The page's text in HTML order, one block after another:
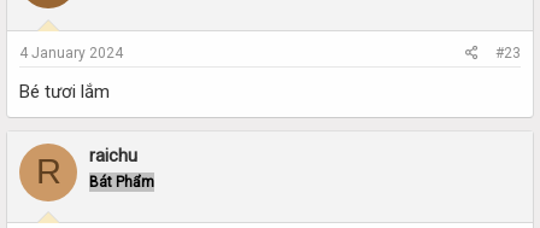
4 January 2024 #23
Bé tươi lắm
R raichu
Bát Phẩm